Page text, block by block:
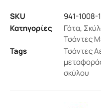
SKU
941-1008-
Κατηγορίες
Γάτα,
Τσάντες
Tags
Τσάντες
σκύλου